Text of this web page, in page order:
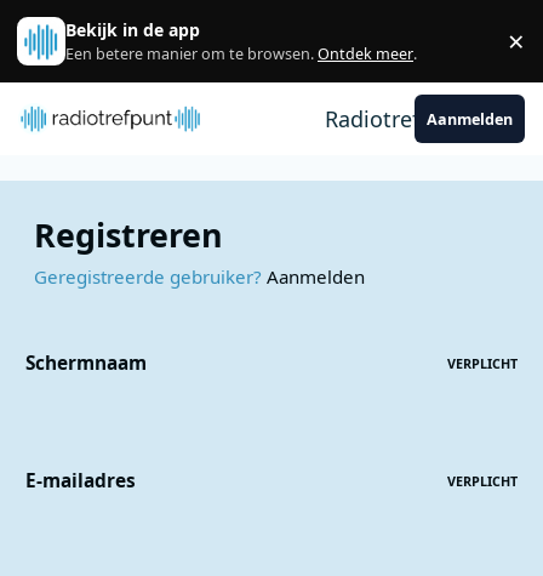
Spring naar bijdragen
Bekijk in de app
Een betere manier om te browsen.Ontdek meer. ×
RadiotrefpuntAanmelden
Registreren
Geregistreerde gebruiker? Aanmelden
Schermnaam VERPLICHT
E-mailadres VERPLICHT